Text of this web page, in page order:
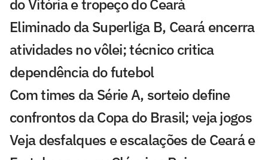
do Vitória e tropeço do Ceará
Eliminado da Superliga B, Ceará encerra
atividades no vôlei; técnico critica
dependência do futebol
Com times da Série A, sorteio define
confrontos da Copa do Brasil; veja jogos
Veja desfalques e escalações de Ceará e